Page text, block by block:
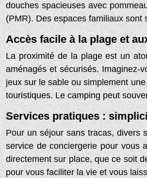
douches spacieuses avec
(PMR). Des espaces familiaux sont
Accès facile à la plage et
La proximité de la plage est un
aménagés et sécurisés. Imaginez-
jeux sur le sable ou simplement
touristiques. Le camping peut
Services pratiques :
Pour un séjour sans tracas, divers
service de conciergerie pour vous
directement sur place, que ce soit
pour vous faciliter la vie et vous